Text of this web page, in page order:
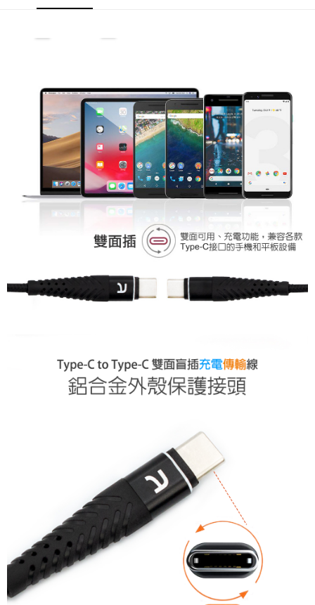
每筆NT$60，滿NT$299(含以上)免運費
付款後7-11取貨
每筆NT$80，滿NT$899(含以上)免運費